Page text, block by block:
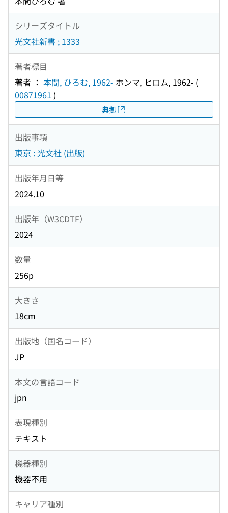
シリーズタイトル
光文社新書 ; 1333
著者標目
著者 ： 本間, ひろむ, 1962- ホンマ, ヒロム, 1962- (
00871961 )
典拠
出版事項
東京 : 光文社 (出版)
出版年月日等
2024.10
出版年（W3CDTF）
2024
数量
256p
大きさ
18cm
出版地（国名コード）
JP
本文の言語コード
jpn
表現種別
テキスト
機器種別
機器不用
キャリア種別